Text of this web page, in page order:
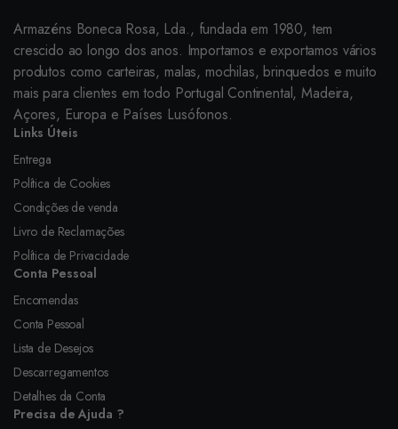
Armazéns Boneca Rosa, Lda., fundada em 1980, tem
crescido ao longo dos anos. Importamos e exportamos vários
produtos como carteiras, malas, mochilas, brinquedos e muito
mais para clientes em todo Portugal Continental, Madeira,
Açores, Europa e Países Lusófonos.
Links Úteis
Entrega
Política de Cookies
Condições de venda
Livro de Reclamações
Política de Privacidade
Conta Pessoal
Encomendas
Conta Pessoal
Lista de Desejos
Descarregamentos
Detalhes da Conta
Precisa de Ajuda ?